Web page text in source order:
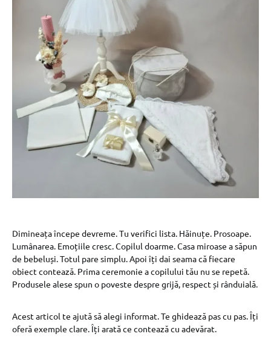
Dimineața începe devreme. Tu verifici lista. Hăinuțe. Prosoape.
Lumânarea. Emoțiile cresc. Copilul doarme. Casa miroase a săpun
de bebeluși. Totul pare simplu. Apoi îți dai seama că fiecare
obiect contează. Prima ceremonie a copilului tău nu se repetă.
Produsele alese spun o poveste despre grijă, respect și rânduială.
Acest articol te ajută să alegi informat. Te ghidează pas cu pas. Îți
oferă exemple clare. Îți arată ce contează cu adevărat.